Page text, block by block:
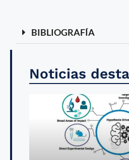
BIBLIOGRAFÍA
Noticias